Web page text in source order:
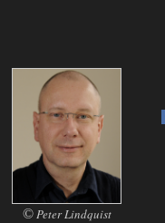
© Peter Lindquist